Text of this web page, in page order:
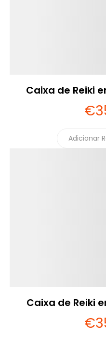
Caixa de Reiki
€
Adicionar
Caixa de Reiki
€